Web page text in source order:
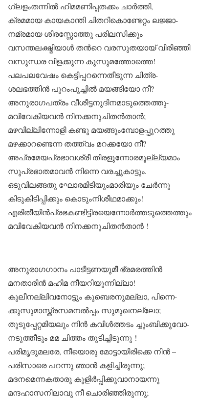
ഗ്ലളംതന്നിൽ ഹിമമണിപ്പതക്കം ചാർത്തി,
ക്രമമായ കായകാന്തി ചിതറികൊണ്ടേറ്റം ലജ്ജാ-
നമ്രമായ ശിരസ്സോത്തു പരിലസിക്കും
വസന്തലക്ഷ്മിയാൾ തൻറെ വരസുതയായ്‌ വിരിഞ്ഞി
വസുന്ധര വിളക്കുന്ന കുസുമത്തോത്തെ!
പലപലവേഷം കെട്ടിപ്പറന്നെതീടുന്ന ചിത്ര-
ശലഭത്തിൻ പുറംപൂച്ചിൽ മയങ്ങിയോ നീ?
അനുരാഗപത്രം വീശീട്ടനുദിനമാടുത്തെത്തു-
മവിവേകിയവൻ നിനക്കനുചിതൻതാൻ;
മഴവില്ലിന്നോളി കണ്ടു മയങ്ങുംമ്പോളപ്പുറത്തു
മഴക്കാറണ്ടെന്ന തത്ത്വം മറക്കയോ നീ?
അപ്രമേയപ്രഭാവശ്രീ തിരളുന്നോരമൂല്ല്യമാം
സുപ്രഭാതമാവൻ നിന്നെ വരച്ചുകാട്ടും.
ഒടുവിലങ്ങതു ഘോരമിടിയുംമാരിയും ചേർന്നു
കിടുകിടിപ്പിക്കും കൊടുംനിശീഥമാക്കും!
എരിതീയിൻപ്രഭകണ്ടിട്ടിരയെന്നോർത്തടുത്തെത്തും
മവിവേകിയവൻ നിനക്കനുചിതൻതാൻ !
അനുരാഗഗാനം പാടീട്ടണയുമീ ഭ്രമരത്തിൻ
മനതാരിൻ മഹിമ നീയറിയുന്നില്ലാ!
കുലീനല്ലിവനോട്ടും കുബെരനുമല്ലാ, പിന്നെ-
ക്കുസുമാസ്ത്രസമനൽപ്പം സുമുഖനല്ലോ;
തുടുപ്പേറ്റമിയലും നിൻ കവിൾത്തടം ച്ചുംബിക്കുവോ-
നടുത്തീടും മമ ചിത്തം തുടിച്ചിടുന്നു !
പരിമൃദുമലരേ, നീയൊരു മോട്ടായിരിക്കെ നിൻ –
പരിസാരെ പറന്നു ഞാൻ കളിച്ചിരുന്നു;
മദനമെന്നകതാരു കുളിർപ്പിക്കുവാനായന്നു
മന്ദഹാസനിലാവു നീ ചൊരിഞ്ഞിരുന്നു;